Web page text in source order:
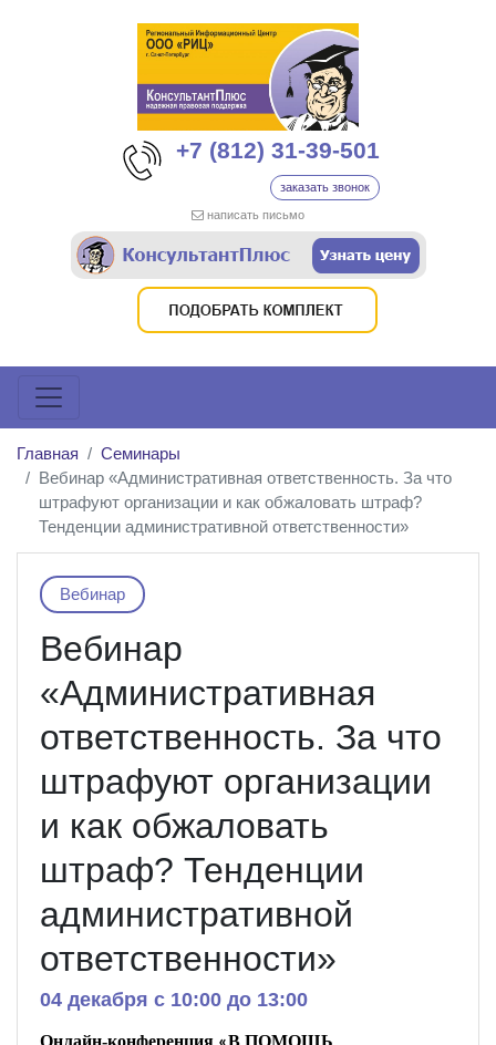
+7 (812) 31-39-501
заказать звонок
написать письмо
Главная
Семинары
Вебинар «Административная ответственность. За что
штрафуют организации и как обжаловать штраф?
Тенденции административной ответственности»
Вебинар
Вебинар
«Административная
ответственность. За что
штрафуют организации
и как обжаловать
штраф? Тенденции
административной
ответственности»
04 декабря c 10:00 до 13:00
Онлайн-конференция В ПОМОЩЬ